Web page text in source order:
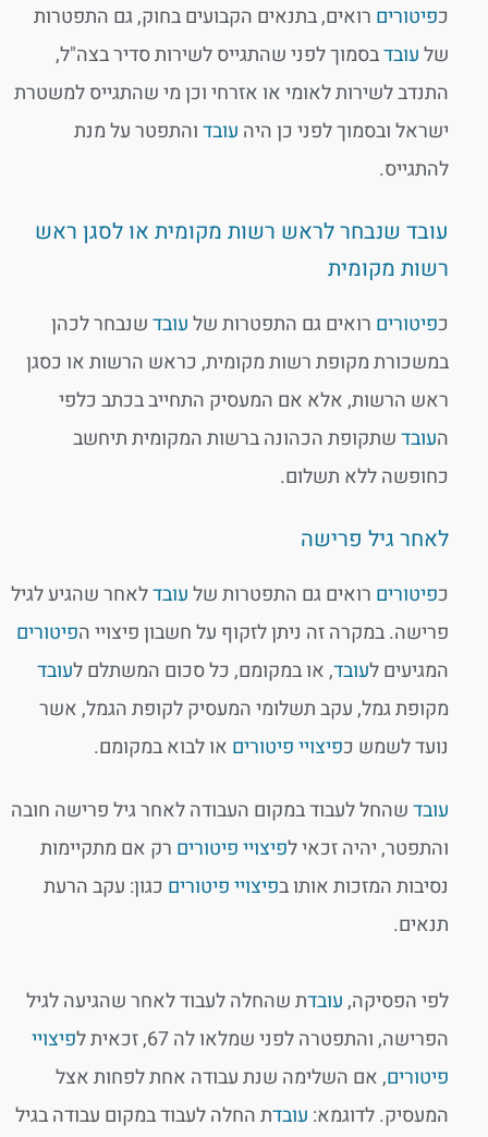
כפיטוריםרואים, בתנאים הקבועים בחוק, גם התפטרות
שלעובדבסמוך לפני שהתגייס לשירות סדיר בצה"ל,
התנדב לשירות לאומי או אזרחי וכן מי שהתגייס למשטרת
ישראל ובסמוך לפני כן היהעובדוהתפטר על מנת
להתגייס.
עובד שנבחר לראש רשות מקומית או לסגן ראש
רשות מקומית
כפיטוריםרואים גם התפטרות שלעובדשנבחר לכהן
במשכורת מקופת רשות מקומית, כראש הרשות או כסגן
ראש הרשות, אלא אם המעסיק התחייב בכתב כלפי
העובדשתקופת הכהונה ברשות המקומית תיחשב
כחופשה ללא תשלום.
לאחר גיל פרישה
כפיטוריםרואים גם התפטרות שלעובדלאחר שהגיע לגיל
פרישה. במקרה זה ניתן לזקוף על חשבון פיצויי הפיטורים
המגיעים לעובד, או במקומם, כל סכום המשתלם לעובד
מקופת גמל, עקב תשלומי המעסיק לקופת הגמל, אשר
נועד לשמש כפיצויי פיטוריםאו לבוא במקומם.
עובדשהחל לעבוד במקום העבודה לאחר גיל פרישה חובה
והתפטר, יהיה זכאי לפיצויי פיטוריםרק אם מתקיימות
נסיבות המזכות אותו בפיצויי פיטוריםכגון: עקב הרעת
תנאים.
לפי הפסיקה,עובדת שהחלה לעבוד לאחר שהגיעה לגיל
הפרישה, והתפטרה לפני שמלאו לה 67, זכאית ל
פיצויי
פיטורים, אם השלימה שנת עבודה אחת לפחות אצל
המעסיק. לדוגמא:עובדת החלה לעבוד במקום עבודה בגיל